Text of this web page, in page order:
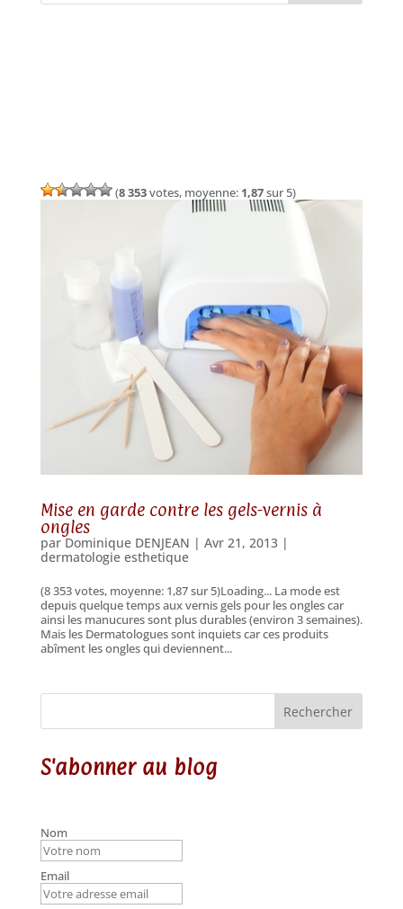
(8 353votes, moyenne: 1,87sur 5)
Mise en garde contre les gels-vernis à
ongles
parDominique DENJEAN | Avr 21, 2013|
dermatologie esthetique
(8 353 votes, moyenne: 1,87 sur 5)Loading... La mode est
depuis quelque temps aux vernis gels pour les ongles car
ainsi les manucures sont plus durables (environ 3 semaines).
Mais les Dermatologues sont inquiets car ces produits
abîment les ongles qui deviennent...
Rechercher
S'abonner au blog
Nom
Email